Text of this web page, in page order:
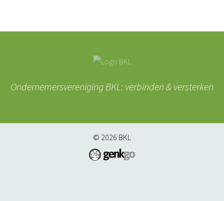
Ondernemersvereniging BKL: verbinden & versterken
© 2026 BKL